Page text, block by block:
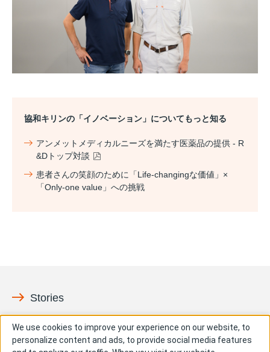
協和キリンの「イノベーション」についてもっと知る
アンメットメディカルニーズを満たす医薬品の提供 - R
&Dトップ対談
患者さんの笑顔のために「Life-changingな価値」×
「Only-one value 」への挑戦
Stories
ペイシェント イノベーション
社会との共有価値 People & Culture
We use cookies to improve your experience on our website, to
personalize content and ads, to provide social media features